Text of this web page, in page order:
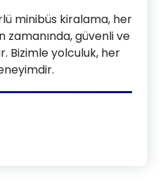
minibüs kiralama, her
zamanında, güvenli ve
Bizimle yolculuk, her